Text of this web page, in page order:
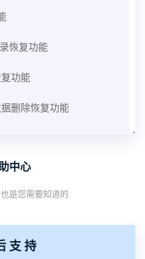
恢复功能
功能
删除恢复功能
控界面切换其他被控端手
中心
是您需要知道的
支持